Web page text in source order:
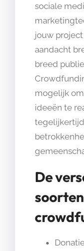
sociale
jouw
aandacht
breed
mogelijk
ideeën te
De
soorten